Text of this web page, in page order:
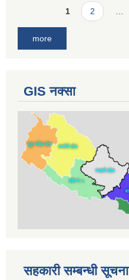
Pages1 2
more
GIS नक्सा
सहकारी सम्बन्धी सूचना